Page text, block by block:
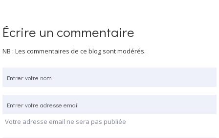
Écrire un commentaire
NB : Les commentaires de ce blog sont modérés.
Votre adresse email ne sera pas publiée